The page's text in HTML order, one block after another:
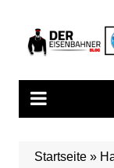
springen
Startseite»